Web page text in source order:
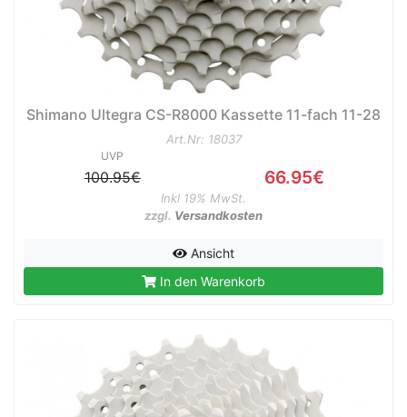
Shimano Ultegra CS-R8000 Kassette 11-fach 11-28
Art.Nr: 18037
UVP
100.95€ 66.95€
Inkl 19% MwSt.
zzgl. Versandkosten
Ansicht
In den Warenkorb